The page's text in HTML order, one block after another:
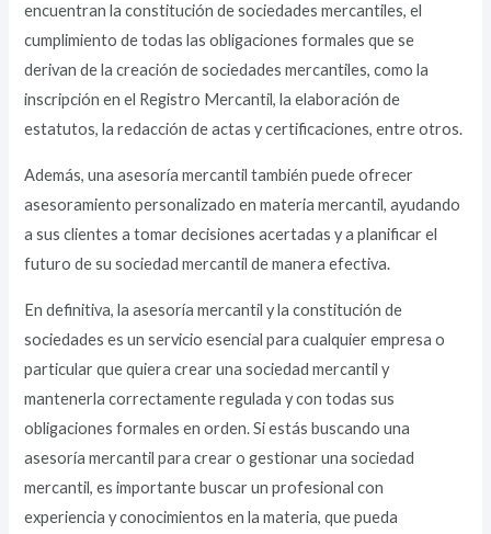
encuentran la constitución de sociedades mercantiles, el
cumplimiento de todas las obligaciones formales que se
derivan de la creación de sociedades mercantiles, como la
inscripción en el Registro Mercantil, la elaboración de
estatutos, la redacción de actas y certificaciones, entre otros.
Además, una asesoría mercantil también puede ofrecer
asesoramiento personalizado en materia mercantil, ayudando
a sus clientes a tomar decisiones acertadas y a planificar el
futuro de su sociedad mercantil de manera efectiva.
En definitiva, la asesoría mercantil y la constitución de
sociedades es un servicio esencial para cualquier empresa o
particular que quiera crear una sociedad mercantil y
mantenerla correctamente regulada y con todas sus
obligaciones formales en orden. Si estás buscando una
asesoría mercantil para crear o gestionar una sociedad
mercantil, es importante buscar un profesional con
experiencia y conocimientos en la materia, que pueda